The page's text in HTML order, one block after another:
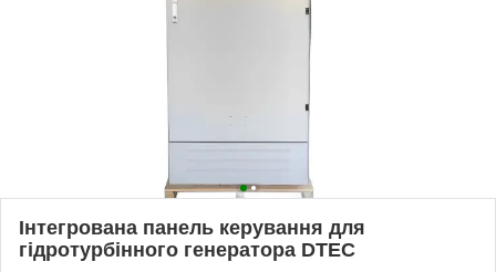
Інтегрована панель керування для
гідротурбінного генератора DTEC